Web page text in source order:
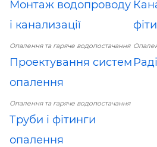
Монтаж водопроводу
і канализації
Опалення та гаряче водопостачання
Проектування систем
опалення
Опалення та гаряче водопостачання
Труби і фітинги
опалення